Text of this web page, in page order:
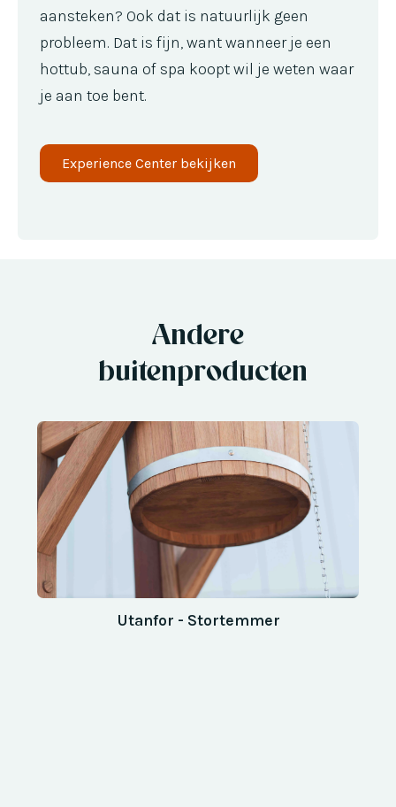
aansteken? Ook dat is natuurlijk geen
probleem. Dat is fijn, want wanneer je een
hottub, sauna of spa koopt wil je weten waar
je aan toe bent.
Experience Center bekijken
Andere
buitenproducten
Utanfor - Stortemmer